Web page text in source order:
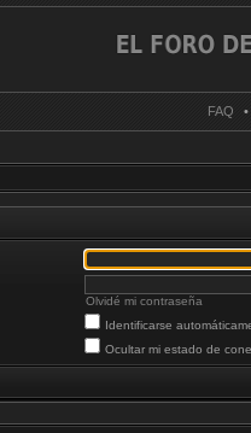
FAQ •
Olvidé mi contraseña
Identificarse
Ocultar mi estado de